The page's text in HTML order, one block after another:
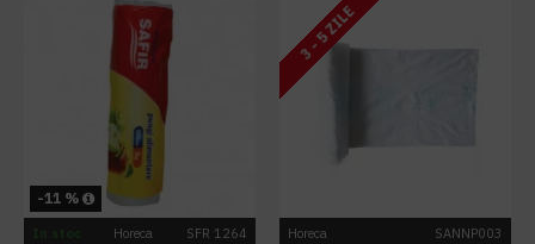
-11 %
Horeca SFR 1264
3 - 5 ZILE
Horeca SANNP003